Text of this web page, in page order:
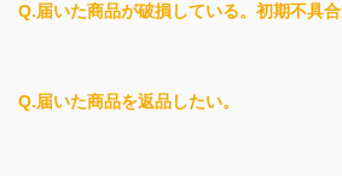
Q.届いた商品が破損している。初期不具合
Q.届いた商品を返品したい。